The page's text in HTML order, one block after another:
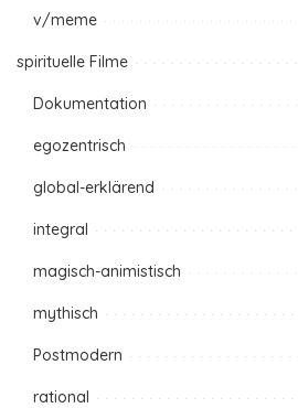
v/meme
spirituelle Filme
Dokumentation
egozentrisch
global-erklärend
integral
magisch-animistisch
mythisch
Postmodern
rational